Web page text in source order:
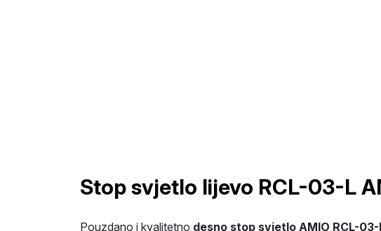
Stop svjetlo lijevo RCL-03-L
Pouzdano i kvalitetno desno stop svjetlo AMIO RCL-03-